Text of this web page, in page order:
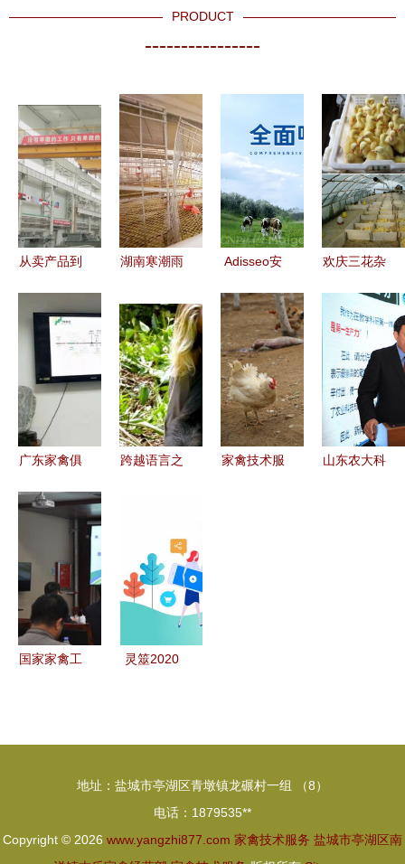
PRODUCT
----------------
从卖产品到
鼓经验是这
样炼成的
——家禽技
术服务的启
示
湖南寒潮雨
养殖技术要
点与应急服
务指南
Adisseo安
绍 专注于
饲料添加剂
与家禽技术
服务
欢庆三花杂
宠，抗病耐
粗饲的优质
鹅苗优势解
析
广东家禽俱
系列活动
秋冬季禽病
·种禽防控
技术交流会
圆满落幕
跨越语言之
让与动
物“聊天”成
为现实
家禽技术服
山东农大科
国家家禽工
灵筮2020
家禽技术服
务指南
地址：盐城市亭湖区青墩镇龙碾村一组 （8）
电话：1879535**
Copyright © 2026 www.yangzhi877.com 家禽技术服务 盐城市亭湖区南